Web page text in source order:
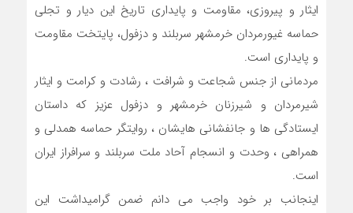
ایثار و پیروزی، مقاومت و پایداری تاریخ این دیار و تجلي
حماسه غیورمردان خرمشهر سربلند و دزفول، پایتخت مقاومت
و پایداری است.
مردمانی از جنس شجاعت و شرافت ، رشادت و کرامت و ايثار
شيرمردان و شيرزنان خرمشهر و دزفول عزيز که داستان
ایستادگی ها و جانفشانی هایشان ، روایتگر حماسه همدلی و
همراهی ، وحدت و انسجام آحاد ملت سربلند و سرافراز ایران
است.
اینجانب بر خود واجب می دانم ضمن گرامیداشت این